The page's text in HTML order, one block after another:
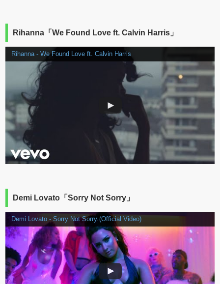
Rihanna「We Found Love ft. Calvin Harris」
Rihanna - We Found Love ft. Calvin Harris
Demi Lovato「Sorry Not Sorry」
Demi Lovato - Sorry Not Sorry (Official Video)